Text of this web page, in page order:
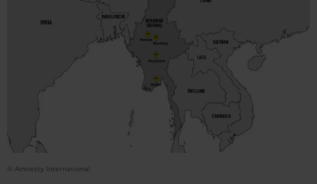
© Amnesty International